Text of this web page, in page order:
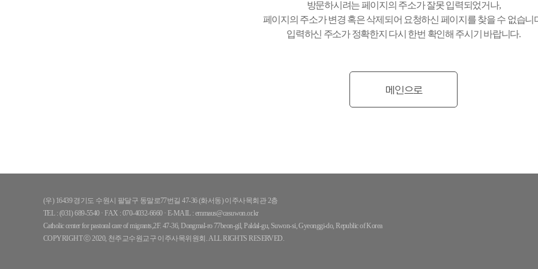
방문하시려는 페이지의 주소가 잘못 입력되었거나,
페이지의 주소가 변경 혹은 삭제되어 요청하신 페이지를 찾을 수 없습니
입력하신 주소가 정확한지 다시 한번 확인해 주시기 바랍니다.
메인으로
(우) 16439 경기도 수원시 팔달구 동말로77번길 47-36 (화서동) 이주사목회관 2층
TEL : (031) 689-5540 · FAX : 070-4032-6660 · E-MAIL : emmaus@casuwon.or.kr
Catholic center for pastoral care of migrants,2F. 47-36, Dongmal-ro 77beon-gil, Paldal-gu, Suwon-si, Gyeonggi-do, Republic of Korea
COPYRIGHT ⓒ 2020, 천주교수원교구 이주사목위원회. ALL RIGHTS RESERVED.